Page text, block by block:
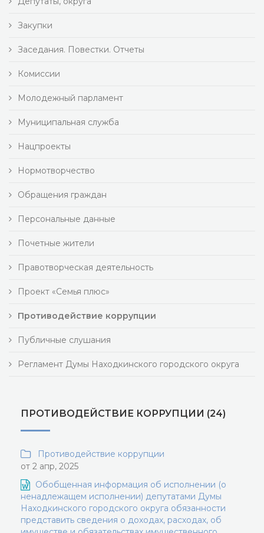
Закупки
Заседания. Повестки. Отчеты
Комиссии
Молодежный парламент
Муниципальная служба
Нацпроекты
Нормотворчество
Обращения граждан
Персональные данные
Почетные жители
Правотворческая деятельность
Проект «Семья плюс»
Противодействие коррупции
Публичные слушания
Регламент Думы Находкинского городского округа
ПРОТИВОДЕЙСТВИЕ КОРРУПЦИИ (24)
Противодействие коррупции
от 2 апр, 2025
Обобщенная информация об исполнении (о
ненадлежащем исполнении) депутатами Думы
Находкинского городского округа обязанности
представить сведения о доходах, расходах, об